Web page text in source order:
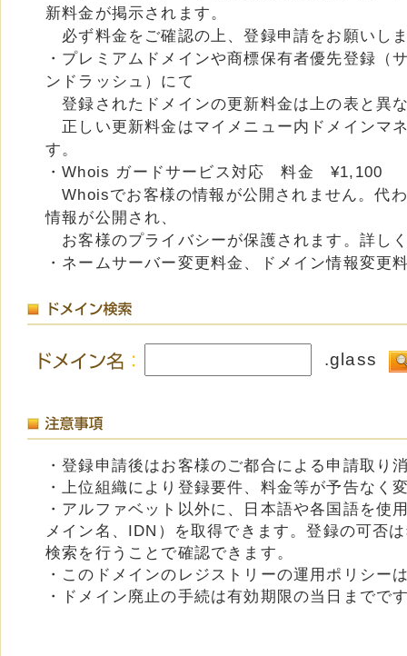
新料金が掲示されます。
必ず料金をご確認の上、登録申請をお願いし
・プレミアムドメインや商標保有者優先登録（
ンドラッシュ）にて
登録されたドメインの更新料金は上の表と異
正しい更新料金はマイメニュー内ドメインマ
す。
・Whois ガードサービス対応 料金 ¥1,100
Whoisでお客様の情報が公開されません。代
情報が公開され、
お客様のプライバシーが保護されます。詳し
・ネームサーバー変更料金、ドメイン情報変更
.glass
・登録申請後はお客様のご都合による申請取り
・上位組織により登録要件、料金等が予告なく
・アルファベット以外に、日本語や各国語を使
メイン名、IDN）を取得できます。登録の可否
検索を行うことで確認できます。
・このドメインのレジストリーの運用ポリシー
・ドメイン廃止の手続は有効期限の当日までで